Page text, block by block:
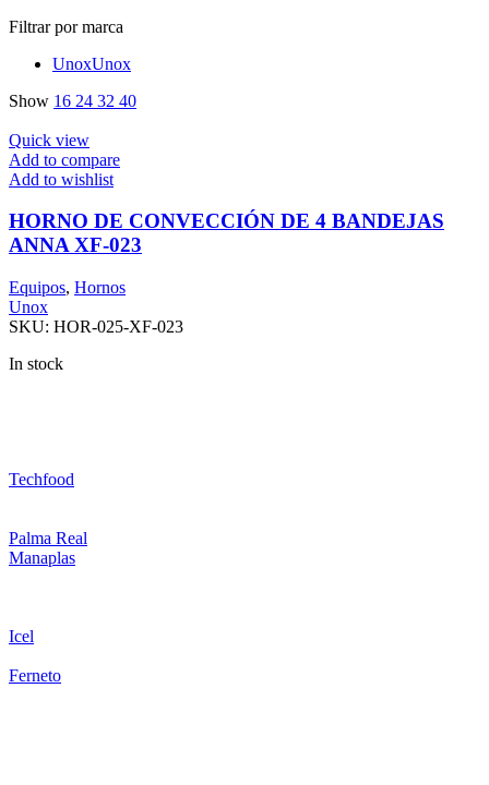
Filtrar por marca
UnoxUnox
Show 16 24 32 40
Quick view
Add to compare
Add to wishlist
HORNO DE CONVECCIÓN DE 4 BANDEJAS
ANNA XF-023
Equipos, Hornos
Unox
SKU: HOR-025-XF-023
In stock
Techfood
Palma Real
Manaplas
Icel
Ferneto